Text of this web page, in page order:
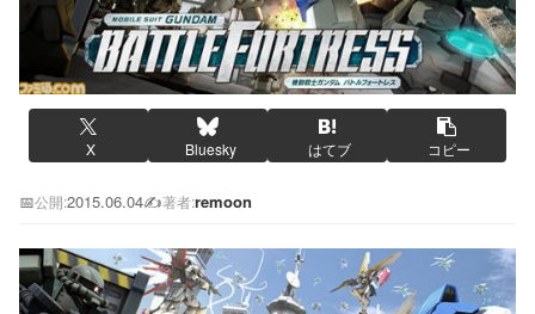
X Bluesky はてブ コピー
📅公開:2015.06.04✍️著者:remoon